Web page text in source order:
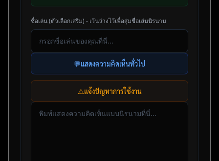
ชื่อเล่น (ตัวเลือกเสริม) - เว้นว่างไว้เพื่อสุ่มชื่อเล่นนิรนาม
💬แสดงความคิดเห็นทั่วไป
⚠️แจ้งปัญหาการใช้งาน